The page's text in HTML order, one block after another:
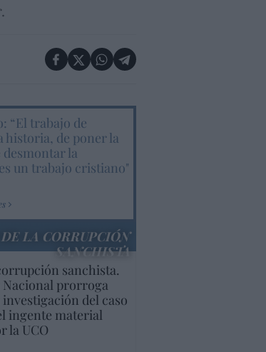
“El trabajo de
historia, de poner la
desmontar la
un trabajo cristiano"
LA CORRUPCIÓN
SANCHISTA
sanchista.
Nacional prorroga
investigación del caso
ingente material
la UCO